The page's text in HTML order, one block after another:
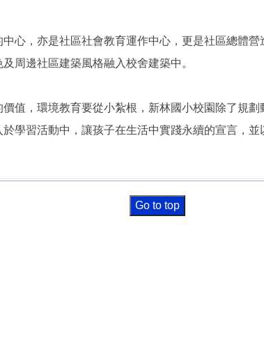
心，亦是社區社會教育運作中心，更是社區總體
周邊社區建築風格融入校舍建築中。
值，環境教育要從小紮根，新林國小校園除了規
學習活動中，讓孩子在生活中實踐永續的宣言，